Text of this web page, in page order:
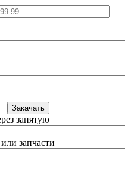
Закачать
запятую
запчасти